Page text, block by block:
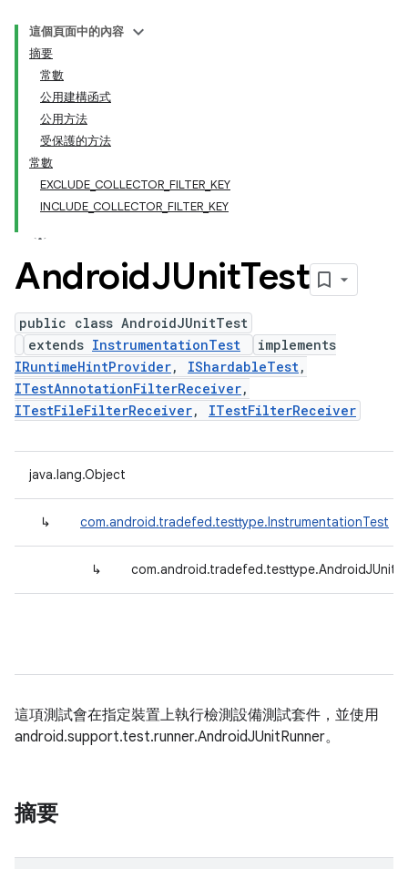
這個頁面中的內容
摘要
常數
公用建構函式
公用方法
受保護的方法
常數
EXCLUDE_COLLECTOR_FILTER_KEY
INCLUDE_COLLECTOR_FILTER_KEY
AndroidJUnitTest
public class AndroidJUnitTest
extends InstrumentationTest
implements
IRuntimeHintProvider, IShardableTest,
ITestAnnotationFilterReceiver,
ITestFileFilterReceiver, ITestFilterReceiver
java.lang.Object
↳ com.android.tradefed.testtype.InstrumentationTest
↳
這項測試會在指定裝置上執行檢測設備測試套件，並使用
android.support.test.runner.AndroidJUnitRunner。
摘要